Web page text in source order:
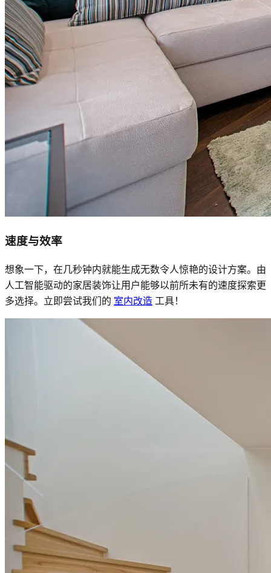
速度与效率
想象一下，在几秒钟内就能生成无数令人惊艳的设计方案。由
人工智能驱动的家居装饰让用户能够以前所未有的速度探索更
多选择。立即尝试我们的 室内改造工具！